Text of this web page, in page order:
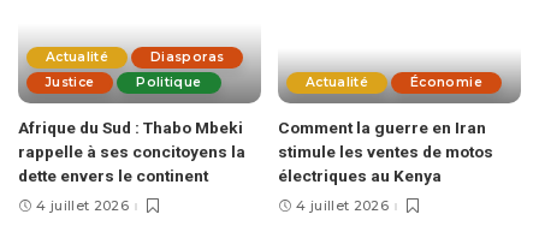
Actualité
Diasporas
Justice
Politique
Afrique du Sud : Thabo Mbeki
rappelle à ses concitoyens la
dette envers le continent
4 juillet 2026
Actualité Économie
Comment la guerre en Iran
stimule les ventes de motos
électriques au Kenya
4 juillet 2026